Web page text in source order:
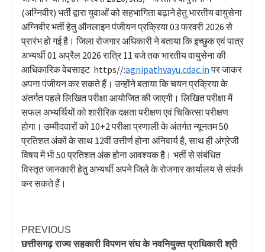
(अग्निवीर) भर्ती द्वारा युवाओं को सहभागिता बढ़ाने हेतु भारतीय वायुसेना
अग्निवीर भर्ती हेतु ऑनलाइन पंजीयन प्रक्रिया 03 फरवरी 2026 से
प्रारंभ हो गई है। जिला रोजगार अधिकारी ने बताया कि इच्छुक एवं पात्र
अभ्यर्थी 01 अप्रैल 2026 रात्रि 11 बजे तक भारतीय वायुसेना की
आधिकारिक वेबसाइट https//:agnipathvayu.cdac.inपर जाकर
अपना पंजीयन कर सकते हैं। उन्होंने बताया कि चयन प्रक्रिया के
अंतर्गत पहले लिखित परीक्षा आयोजित की जाएगी। लिखित परीक्षा में
सफल अभ्यर्थियों को शारीरिक दक्षता परीक्षण एवं चिकित्सा परीक्षण
होगा। उम्मीदवारों को 10+2 परीक्षा प्रणाली के अंतर्गत न्यूनतम 50
प्रतिशत अंकों के साथ 12वीं उत्तीर्ण होना अनिवार्य है, साथ ही अंग्रेजी
विषय में भी 50 प्रतिशत अंक होना आवश्यक है। भर्ती से संबंधित
विस्तृत जानकारी हेतु अभ्यर्थी अपने जिले के रोजगार कार्यालय से संपर्क
कर सकते हैं।
PREVIOUS
छत्तीसगढ़ राज्य सहकारी विपणन संघ के नवनियुक्त प्राधिकारी श्री